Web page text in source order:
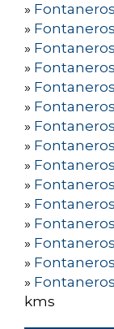
»
»
»
» Fontaneros
»
»
»
»
»
»
»
»
»
»
»
kms